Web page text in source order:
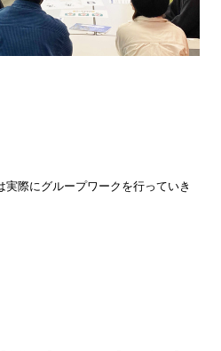
際にグループワークを行っていき